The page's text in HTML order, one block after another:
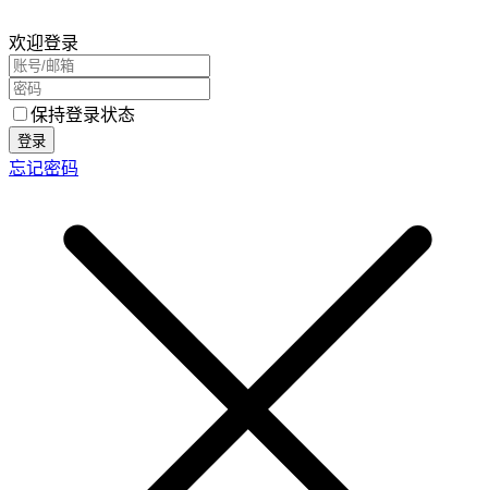
欢迎登录
保持登录状态
登录
忘记密码